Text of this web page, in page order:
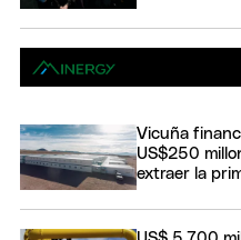
Vicuña
US$250
extraer la